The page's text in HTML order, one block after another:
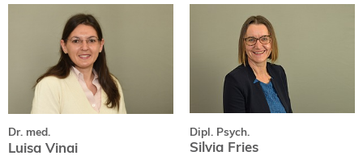
Dr. med.
Luisa Vinai
Dipl. Psych.
Silvia Fries